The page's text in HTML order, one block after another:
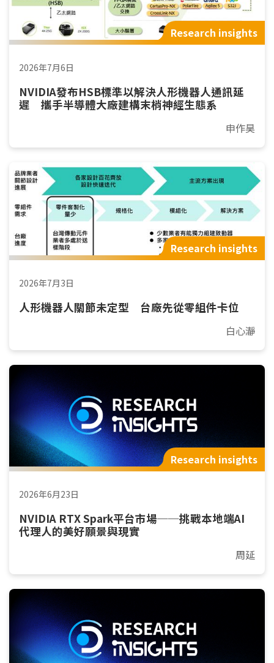
Research insights
2026年7月6日
NVIDIA發布HSB標準以解決人形機器人通訊延
遲 攜手半導體大廠建構末梢神經生態系
申作昊
Research insights
2026年7月3日
人形機器人關節未定型 台廠先從零組件卡位
白心瀞
Research insights
2026年6月23日
NVIDIA RTX Spark平台市場──挑戰本地端AI
代理人的美好願景與現實
周延